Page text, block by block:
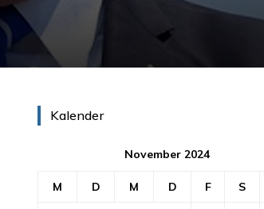
Kalender
November 2024
M D M D F S